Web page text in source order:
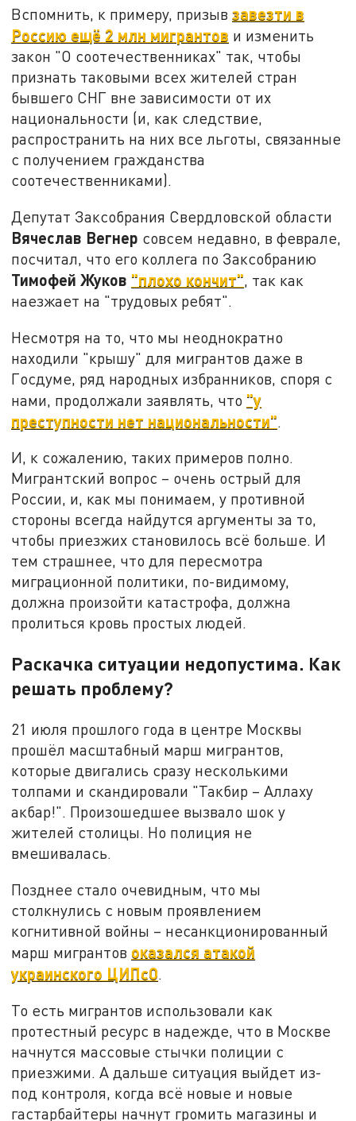
Вспомнить, к примеру, призывзавезти в
Россию ещё 2 млн мигрантов и изменить
закон "О соотечественниках" так, чтобы
признать таковыми всех жителей стран
бывшего СНГ вне зависимости от их
национальности (и, как следствие,
распространить на них все льготы, связанные
с получением гражданства
соотечественниками).
Депутат Заксобрания Свердловской области
Вячеслав Вегнер совсем недавно, в феврале,
посчитал, что его коллега по Заксобранию
Тимофей Жуков "плохо кончит", так как
наезжает на "трудовых ребят".
Несмотря на то, что мы неоднократно
находили "крышу" для мигрантов даже в
Госдуме, ряд народных избранников, споря с
нами, продолжали заявлять, что "у
преступности нет национальности"
И, к сожалению, таких примеров полно.
Мигрантский вопрос – очень острый для
России, и, как мы понимаем, у противной
стороны всегда найдутся аргументы за то,
чтобы приезжих становилось всё больше. И
тем страшнее, что для пересмотра
миграционной политики, по-видимому,
должна произойти катастрофа, должна
пролиться кровь простых людей.
Раскачка ситуации недопустима. Как
решать проблему?
21 июля прошлого года в центре Москвы
прошёл масштабный марш мигрантов,
которые двигались сразу несколькими
толпами и скандировали "Такбир – Аллаху
акбар!". Произошедшее вызвало шок у
жителей столицы. Но полиция не
вмешивалась.
Позднее стало очевидным, что мы
столкнулись с новым проявлением
когнитивной войны – несанкционированный
марш мигрантов оказался атакой
украинского ЦИПсО.
То есть мигрантов использовали как
протестный ресурс в надежде, что в Москве
начнутся массовые стычки полиции с
приезжими. А дальше ситуация выйдет из-
под контроля, когда всё новые и новые
гастарбайтеры начнут громить магазины и